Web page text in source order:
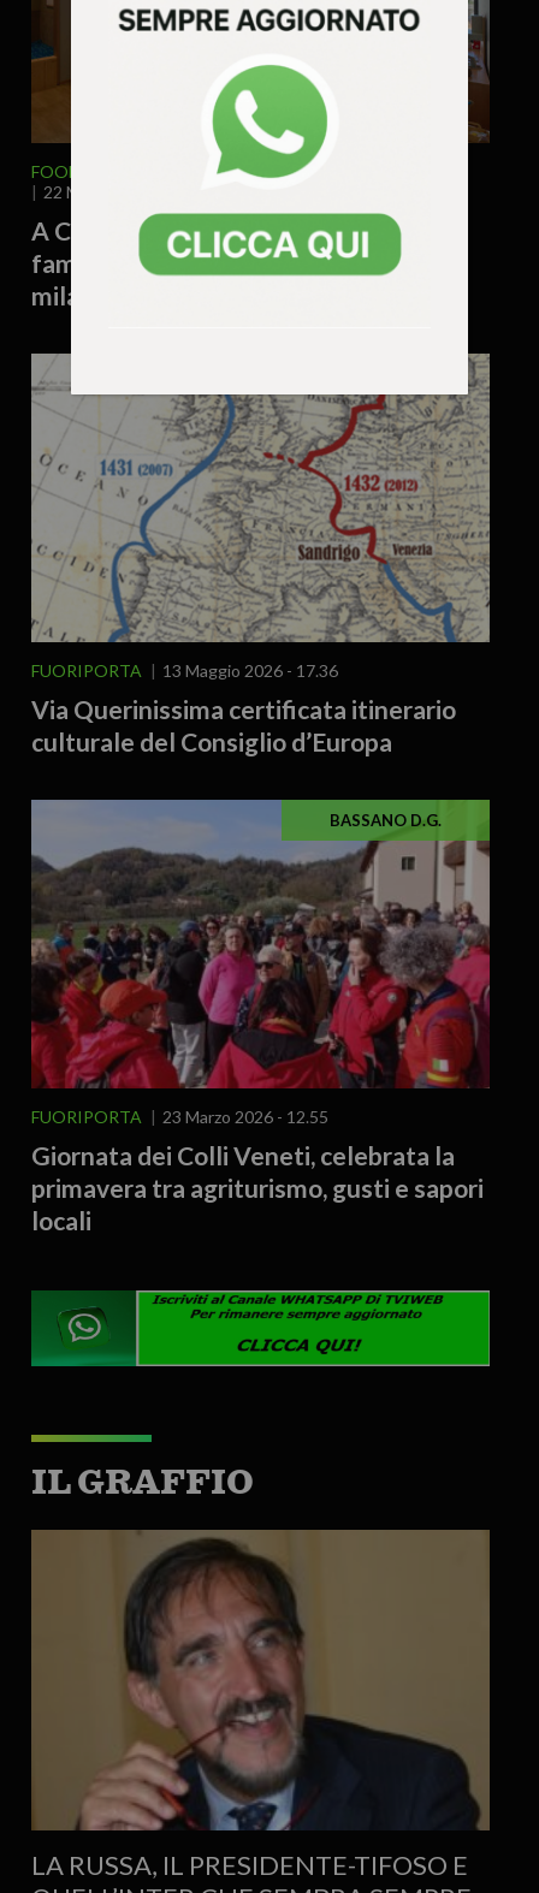
FOOD & DRINK FUORIPORTA
VENETO
22 Maggio 2026 - 15.55
A Caorle apre il nuovo paradiso delle
famiglie: lusso, suite vista mare e 10
mila metri di relax al Cavallino Bianco
FUORIPORTA 13 Maggio 2026 - 17.36
Via Querinissima certificata itinerario
culturale del Consiglio d’Europa
BASSANO D.G.
FUORIPORTA 23 Marzo 2026 - 12.55
Giornata dei Colli Veneti, celebrata la
primavera tra agriturismo, gusti e sapori
locali
IL GRAFFIO
LA RUSSA, IL PRESIDENTE-TIFOSO E